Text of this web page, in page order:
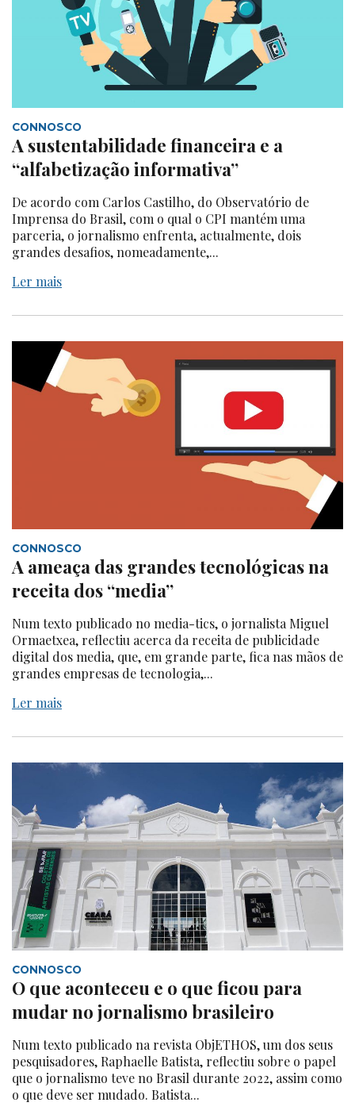
CONNOSCO
A sustentabilidade financeira e a
“alfabetização informativa”
De acordo com Carlos Castilho, do Observatório de
Imprensa do Brasil, com o qual o CPI mantém uma
parceria, o jornalismo enfrenta, actualmente, dois
grandes desafios, nomeadamente,...
Ler mais
CONNOSCO
A ameaça das grandes tecnológicas na
receita dos “media”
Num texto publicado no media-tics, o jornalista Miguel
Ormaetxea, reflectiu acerca da receita de publicidade
digital dos media, que, em grande parte, fica nas mãos de
grandes empresas de tecnologia,...
Ler mais
CONNOSCO
O que aconteceu e o que ficou para
mudar no jornalismo brasileiro
Num texto publicado na revista ObjETHOS, um dos seus
pesquisadores, Raphaelle Batista, reflectiu sobre o papel
que o jornalismo teve no Brasil durante 2022, assim como
o que deve ser mudado. Batista...